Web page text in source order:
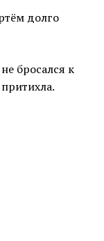
долго
бросался к